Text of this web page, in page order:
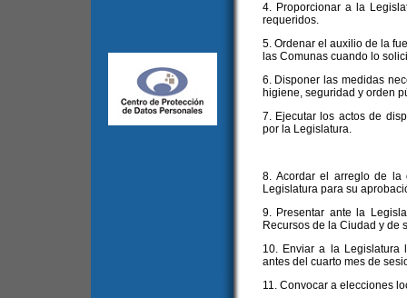
4. Proporcionar a la
requeridos.
5. Ordenar el auxilio de la
las Comunas cuando lo
6. Disponer las medidas
higiene, seguridad y orden
7. Ejecutar los actos de
por la Legislatura.
8. Acordar el arreglo de
Legislatura para su
9. Presentar ante la
Recursos de la Ciudad y de
10. Enviar a la Legislatura
antes del cuarto mes de
11. Convocar a elecciones